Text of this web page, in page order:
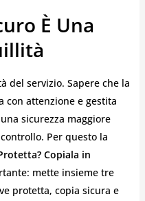
È Una
del servizio. Sapere che la
con attenzione e gestita
sicurezza maggiore
Per questo la
Copiala in
mette insieme tre
protetta, copia sicura e